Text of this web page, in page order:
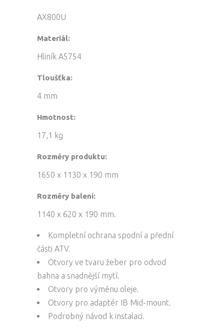
AX800U
Materiál:
Hliník A5754
Tloušťka:
4 mm
Hmotnost:
17,1 kg
Rozměry produktu:
1650 x 1130 x 190 mm
Rozměry balení:
1140 x 620 x 190 mm.
Kompletní ochrana spodní a přední
části ATV.
Otvory ve tvaru žeber pro odvod
bahna a snadnější mytí.
Otvory pro výměnu oleje.
Otvory pro adaptér IB Mid-mount.
Podrobný návod k instalaci.